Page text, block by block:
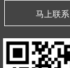
马上联系